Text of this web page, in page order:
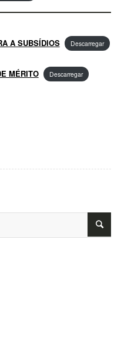
A SUBSÍDIOS Descarregar
MÉRITO Descarregar